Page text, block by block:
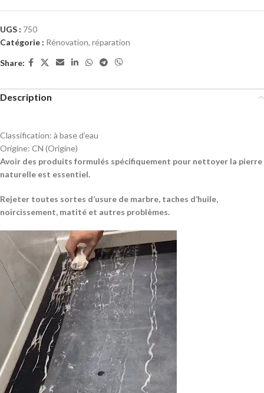
UGS : 750
Catégorie : Rénovation, réparation
Share:
Description
Classification: à base d’eau
Origine: CN (Origine)
Avoir des produits formulés spécifiquement pour nettoyer la pierre
naturelle est essentiel.
Rejeter toutes sortes d’usure de marbre, taches d’huile,
noircissement, matité et autres problèmes.